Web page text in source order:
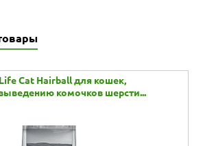
Cat Hairball для кошек,
комочков шерсти...